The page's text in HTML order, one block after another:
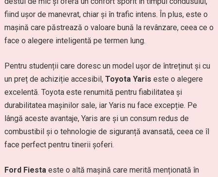
fiind ușor de manevrat, chiar și în trafic intens. În plus, este o
mașină care păstrează o valoare bună la revânzare, ceea ce o
face o alegere inteligentă pe termen lung.
Pentru studenții care doresc un model ușor de întreținut și cu
un preț de achiziție accesibil, Toyota Yaris este o alegere
excelentă. Toyota este renumită pentru fiabilitatea și
durabilitatea mașinilor sale, iar Yaris nu face excepție. Pe
lângă aceste avantaje, Yaris are și un consum redus de
combustibil și o tehnologie de siguranță avansată, ceea ce îl
face perfect pentru tinerii șoferi.
Ford Fiestaeste o altă mașină care merită menționată în